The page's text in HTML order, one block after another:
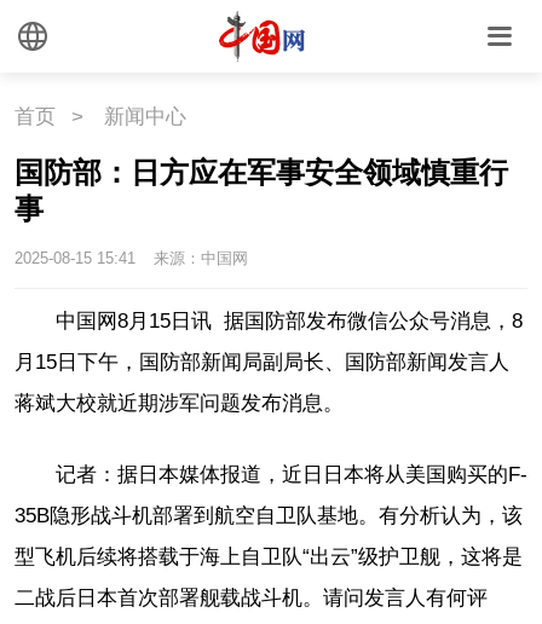
旅游
中国瓷
海洋 草原 湾区
首页 > 新闻中心
国防部：日方应在军事安全领域慎重行
事
2025-08-15 15:41 来源：中国网
中国网8月15日讯 据国防部发布微信公众号消息，8
月15日下午，国防部新闻局副局长、国防部新闻发言人
蒋斌大校就近期涉军问题发布消息。
记者：据日本媒体报道，近日日本将从美国购买的F-
35B隐形战斗机部署到航空自卫队基地。有分析认为，该
型飞机后续将搭载于海上自卫队“出云”级护卫舰，这将是
二战后日本首次部署舰载战斗机。请问发言人有何评